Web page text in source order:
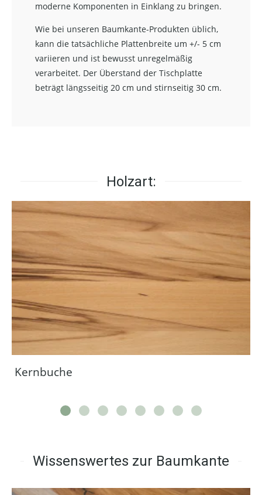
moderne Komponenten in Einklang zu bringen.
Wie bei unseren Baumkante-Produkten üblich,
kann die tatsächliche Plattenbreite um +/- 5 cm
variieren und ist bewusst unregelmäßig
verarbeitet. Der Überstand der Tischplatte
beträgt längsseitig 20 cm und stirnseitig 30 cm.
Holzart:
Kernbuche
Wissenswertes zur Baumkante